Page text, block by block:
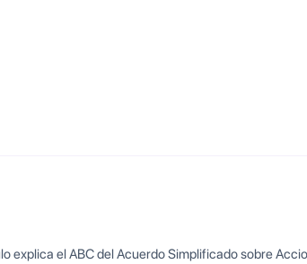
explica el ABC del Acuerdo Simplificado sobre